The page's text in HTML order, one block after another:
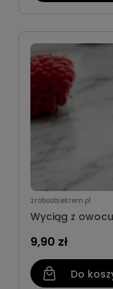
zrobsobiekrem.pl
Wyciąg z
9,90 zł
Do